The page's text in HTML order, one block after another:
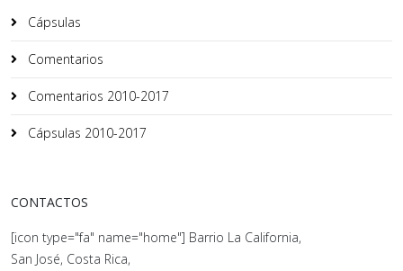
Cápsulas
Comentarios
Comentarios 2010-2017
Cápsulas 2010-2017
CONTACTOS
[icon type="fa" name="home"] Barrio La California,
San José, Costa Rica,